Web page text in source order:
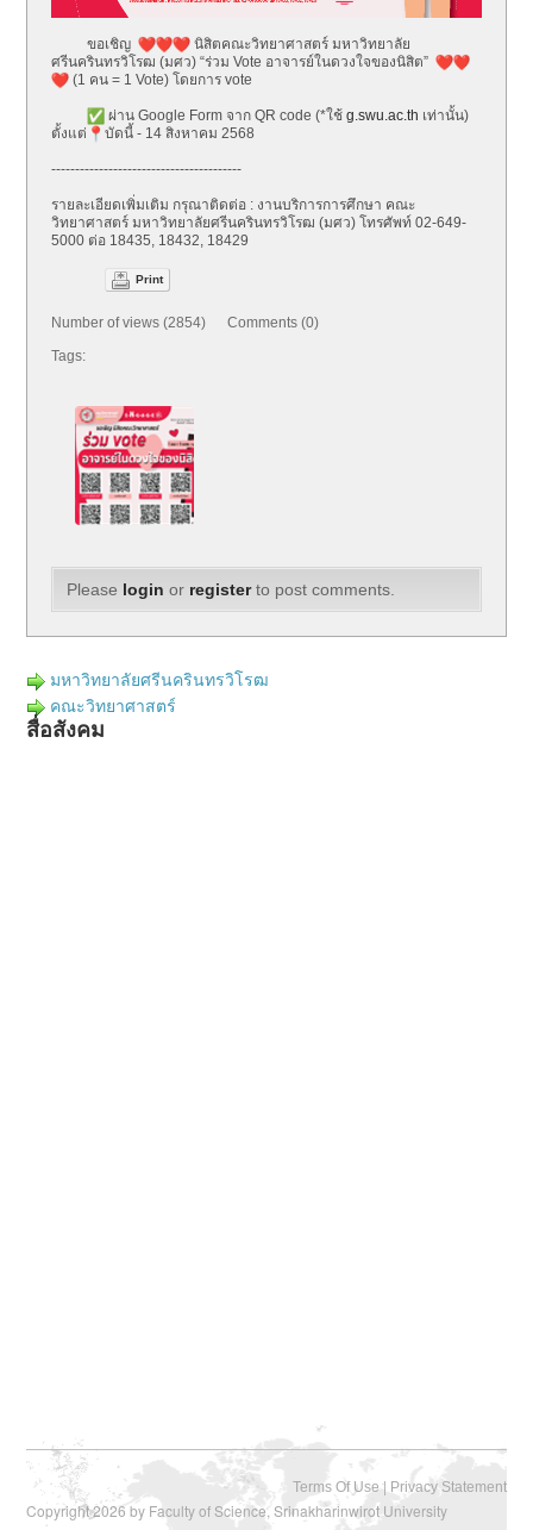
ขอเชิญ
นิสิตคณะวิทยาศาสตร์ มหาวิทยาลัย
ศรีนครินทรวิโรฒ (มศว) “ร่วม Vote อาจารย์ในดวงใจของนิสิต”
(1 คน = 1 Vote) โดยการ vote
ผ่าน Google Form จาก QR code (*ใช้ g.swu.ac.th เท่านั้น)
ตั้งแต่
บัดนี้ - 14 สิงหาคม 2568
----------------------------------------
รายละเอียดเพิ่มเติม กรุณาติดต่อ : งานบริการการศึกษา คณะ
วิทยาศาสตร์ มหาวิทยาลัยศรีนครินทรวิโรฒ (มศว) โทรศัพท์ 02-649-
5000 ต่อ 18435, 18432, 18429
Print
Number of views (2854) Comments (0)
Tags:
Please login or registerto post comments.
มหาวิทยาลัยศรีนครินทรวิโรฒ
คณะวิทยาศาสตร์
สื่อสังคม
Terms Of Use | Privacy Statement
Copyright 2026 by Faculty of Science, Srinakharinwirot University